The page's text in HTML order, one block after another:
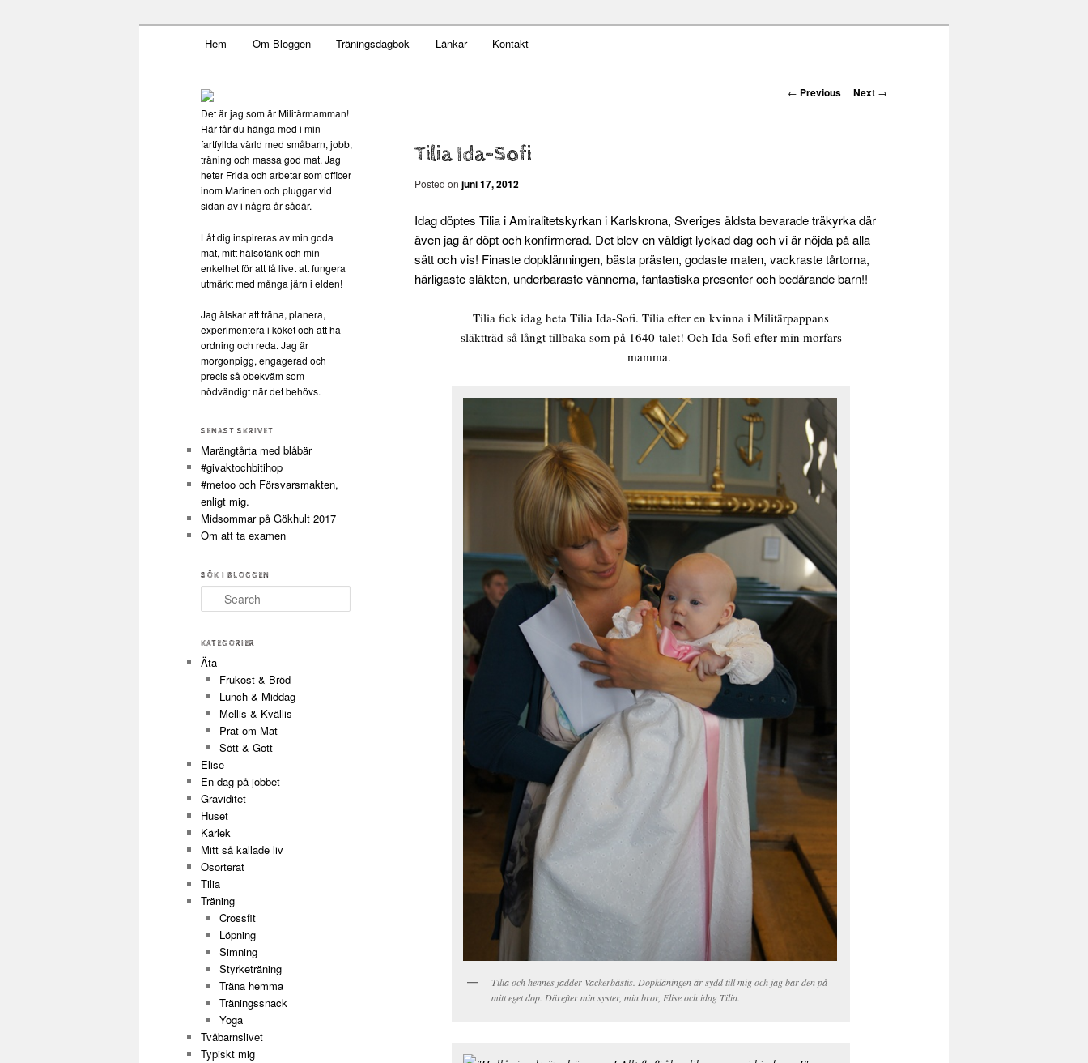
Militärmamman
Skip to primary content
Hem Om Bloggen Träningsdagbok Länkar Kontakt
Post navigation
← Previous Next →
Tilia Ida-Sofi
Posted on juni 17, 2012
Idag döptes Tilia i Amiralitetskyrkan i Karlskrona, Sveriges äldsta bevarade träkyrka där
även jag är döpt och konfirmerad. Det blev en väldigt lyckad dag och vi är nöjda på alla
sätt och vis! Finaste dopklänningen, bästa prästen, godaste maten, vackraste tårtorna,
härligaste släkten, underbaraste vännerna, fantastiska presenter och bedårande barn!!
Tilia fick idag heta Tilia Ida-Sofi. Tilia efter en kvinna i Militärpappans
släktträd så långt tillbaka som på 1640-talet! Och Ida-Sofi efter min morfars
mamma.
Tilia och hennes fadder Vackerbästis. Dopkläningen är sydd till mig och jag bar den på
mitt eget dop. Därefter min syster, min bror, Elise och idag Tilia.
Det är jag som är Militärmamman!
Här får du hänga med i min
fartfyllda värld med småbarn, jobb,
träning och massa god mat. Jag
heter Frida och arbetar som officer
inom Marinen och pluggar vid
sidan av i några år sådär.
Låt dig inspireras av min goda
mat, mitt hälsotänk och min
enkelhet för att få livet att fungera
utmärkt med många järn i elden!
Jag älskar att träna, planera,
experimentera i köket och att ha
ordning och reda. Jag är
morgonpigg, engagerad och
precis så obekväm som
nödvändigt när det behövs.
SENAST SKRIVET
Marängtårta med blåbär
#givaktochbitihop
#metoo och Försvarsmakten,
enligt mig.
Midsommar på Gökhult 2017
Om att ta examen
SÖK I BLOGGEN
Search
KATEGORIER
Äta
Frukost & Bröd
Lunch & Middag
Mellis & Kvällis
Prat om Mat
Sött & Gott
Elise
En dag på jobbet
Graviditet
Huset
Kärlek
Mitt så kallade liv
Osorterat
Tilia
Träning
Crossfit
Löpning
Simning
Styrketräning
Träna hemma
Träningssnack
Yoga
Tvåbarnslivet
Typiskt mig